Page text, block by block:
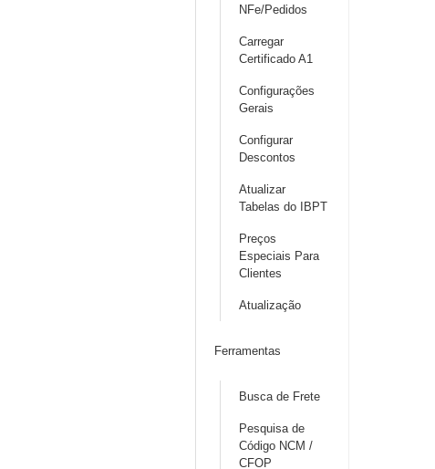
NFe/Pedidos
Carregar
Certificado A1
Configurações
Gerais
Configurar
Descontos
Atualizar
Tabelas do IBPT
Preços
Especiais Para
Clientes
Atualização
Ferramentas
Busca de Frete
Pesquisa de
Código NCM /
CFOP